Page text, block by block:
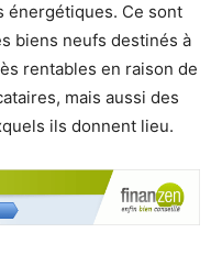
énergétiques. Ce sont
biens neufs destinés à
rentables en raison de
mais aussi des
ils donnent lieu.